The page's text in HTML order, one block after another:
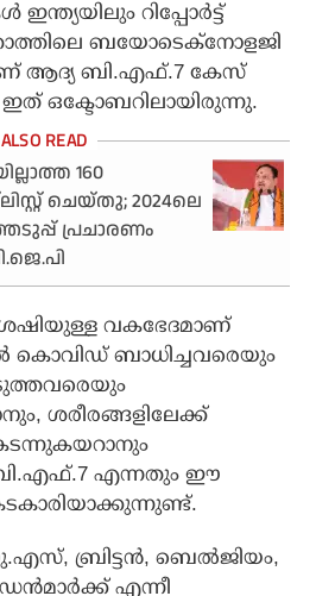
റിപ്പോര്‍ട്ട്
ബയോടെക്നോളജി
ആദ്യ ബി.എഫ്.7 കേസ്
ഇത് ഒക്ടോബറിലായിരുന്നു.
160
ചെയ്തു; 2024ലെ
പ്രചാരണം
വകഭേദമാണ്
കൊവിഡ് ബാധിച്ചവരെയും
ശരീരങ്ങളിലേക്ക്
എന്നതും ഈ
ബ്രിട്ടന്‍, ബെല്‍ജിയം,
എന്നീ